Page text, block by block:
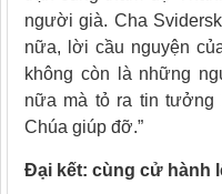
người già. Cha
nữa, lời cầu nguyện
không còn là những
nữa mà tỏ ra tin tưởng
Chúa giúp đỡ.”
Đại kết: cùng cử hành